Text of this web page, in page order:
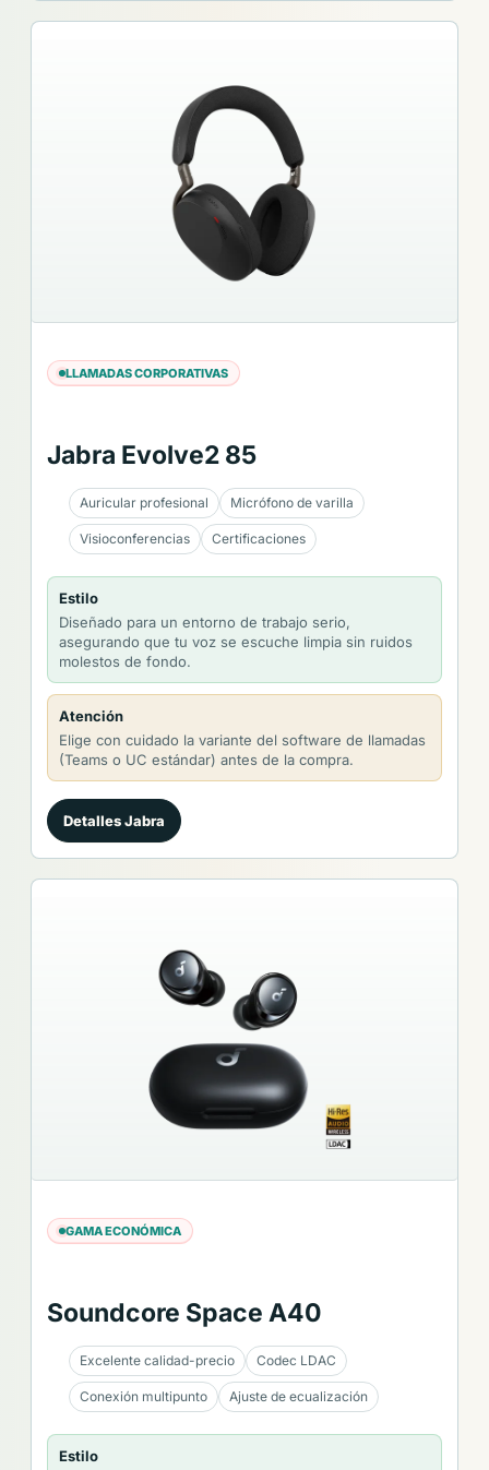
LLAMADAS CORPORATIVAS
Jabra Evolve2 85
Auricular profesional Micrófono de varilla
Visioconferencias Certificaciones
Estilo
Diseñado para un entorno de trabajo serio,
asegurando que tu voz se escuche limpia sin ruidos
molestos de fondo.
Atención
Elige con cuidado la variante del software de llamadas
(Teams o UC estándar) antes de la compra.
Detalles Jabra
GAMA ECONÓMICA
Soundcore Space A40
Excelente calidad-precio Codec LDAC
Conexión multipunto Ajuste de ecualización
Estilo